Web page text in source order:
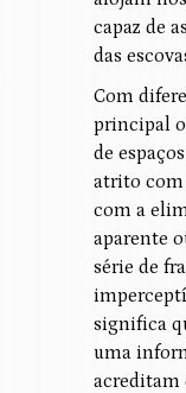
capaz de
das
Com
principal
de
atrito
com a
aparente
série de
significa
uma
acreditam